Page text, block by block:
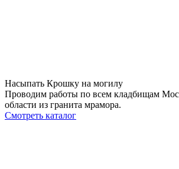
Насыпать Крошку на могилу
Проводим работы по всем кладбищам
области из гранита мрамора.
Смотреть каталог